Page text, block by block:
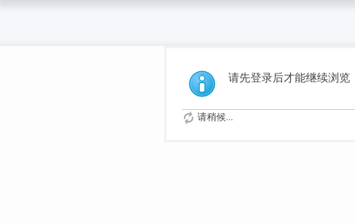
请先登录后才能继续浏览
请稍候...